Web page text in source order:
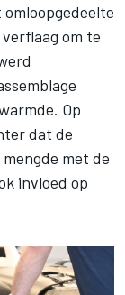
om te
Op
dat de
met de
invloed op